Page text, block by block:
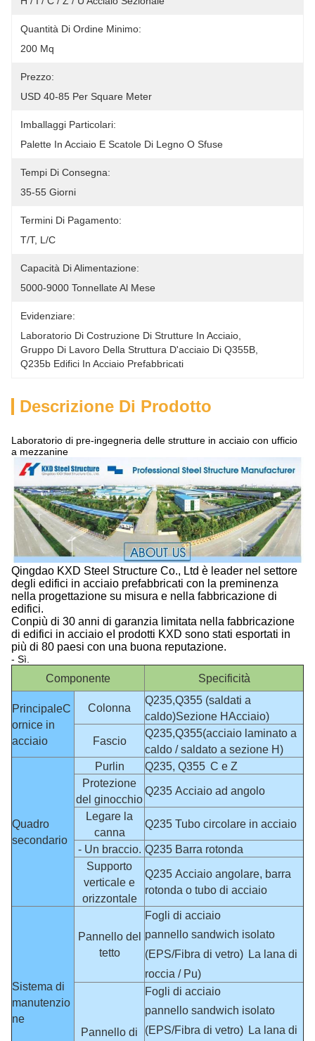
Quantità Di Ordine Minimo:
200 Mq
Prezzo:
USD 40-85 Per Square Meter
Imballaggi Particolari:
Palette In Acciaio E Scatole Di Legno O Sfuse
Tempi Di Consegna:
35-55 Giorni
Termini Di Pagamento:
T/T, L/C
Capacità Di Alimentazione:
5000-9000 Tonnellate Al Mese
Evidenziare:
Laboratorio Di Costruzione Di Strutture In Acciaio
Gruppo Di Lavoro Della Struttura D'acciaio Di Q355B
Q235b Edifici In Acciaio Prefabbricati
Descrizione Di Prodotto
Laboratorio di pre-ingegneria delle strutture in acciaio con ufficio
a mezzanine
Qingdao KXD Steel Structure Co., Ltd è leader nel settore
degli edifici in acciaio prefabbricati con la preminenza
nella progettazione su misura e nella fabbricazione di
edifici.
Conpiù di 30 anni di garanzia limitata nella fabbricazione
di edifici in acciaio e I prodotti KXD sono stati esportati in
più di 80 paesi con una buona reputazione.
- Sì.
Componente Specificità
PrincipaleC
ornice in
acciaio
Colonna
Q235,Q355 (saldati a
caldo)Sezione HAcciaio)
Fascio
Q235,Q355(acciaio laminato a
caldo / saldato a sezione H)
Quadro
secondario
Purlin Q235, Q355 C e Z
Protezione
del ginocchio
Q235 Acciaio ad angolo
Legare la
canna
Q235 Tubo circolare in acciaio
- Un braccio. Q235 Barra rotonda
Supporto
verticale e
orizzontale
Q235 Acciaio angolare, barra
rotonda o tubo di acciaio
Sistema di
manutenzio
ne
Pannello del
tetto
Fogli di acciaio
pannello sandwich isolato
(EPS/Fibra di vetro) La lana di
roccia / Pu)
Pannello di
Fogli di acciaio
pannello sandwich isolato
(EPS/Fibra di vetro) La lana di